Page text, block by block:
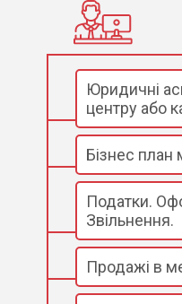
Юридичні
центру або
Бізнес план
Податки.
Звільнення.
Продажі в